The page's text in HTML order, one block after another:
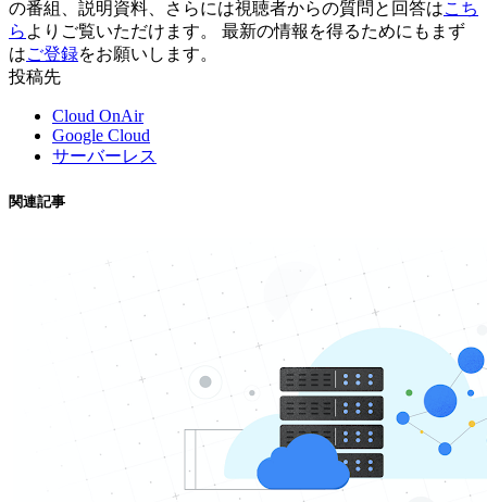
の番組、説明資料、さらには視聴者からの質問と回答はこち
ら よりご覧いただけます。 最新の情報を得るためにもまず
はご登録をお願いします。
投稿先
Cloud OnAir
Google Cloud
サーバーレス
関連記事